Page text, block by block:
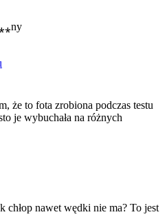
że to fota zrobiona podczas testu
je wybuchała na różnych
chłop nawet wędki nie ma? To jest